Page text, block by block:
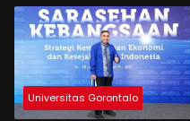
Universitas Gorontalo